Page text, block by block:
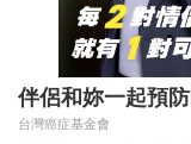
伴侶和妳一起預
台灣癌症基金會